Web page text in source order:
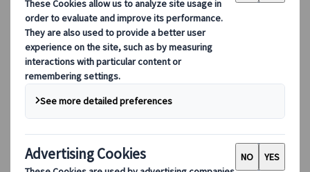
代理網頁應用程式
目的地
探索 Kuoni Tumlare 的全球覆蓋範圍，作為您的本地專
家，提供量身定制的行程，滿足您獨特的旅遊需求。
歐洲最受歡迎的目的地
瑞士
法國